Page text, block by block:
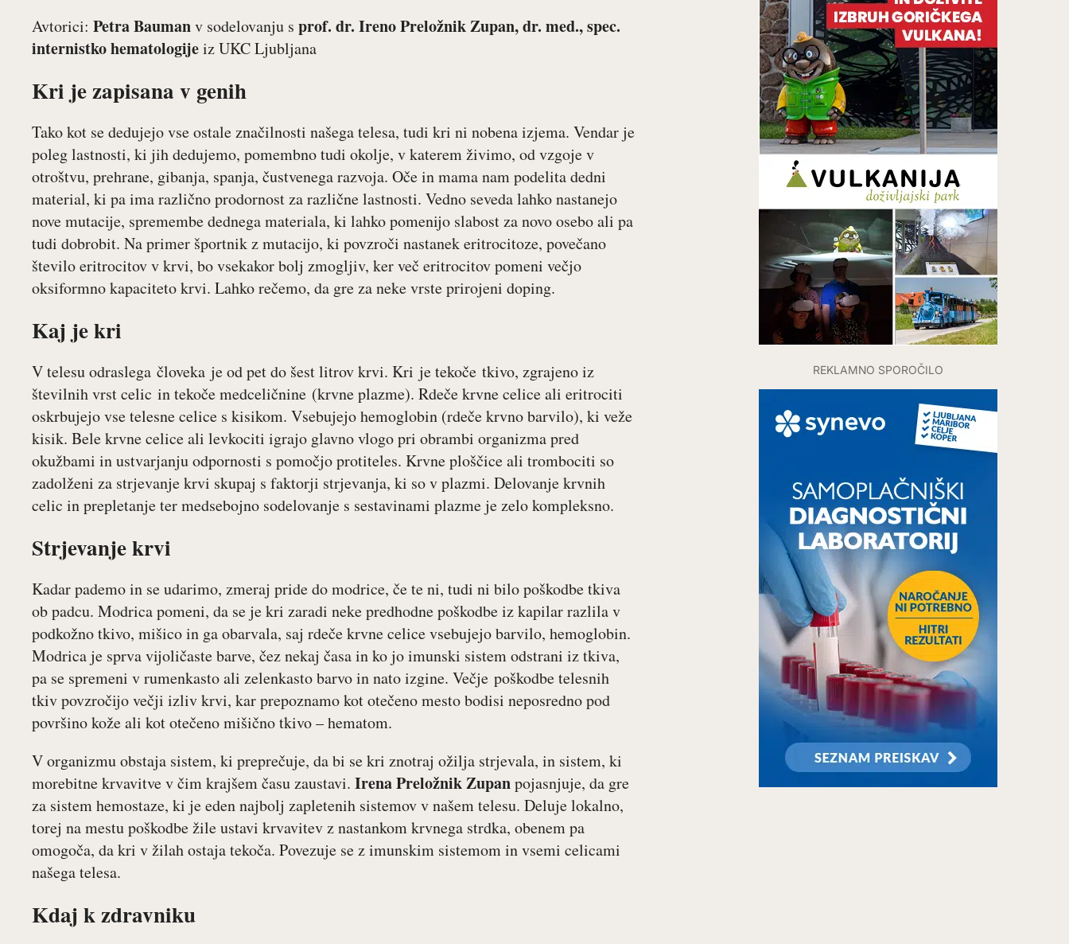
Avtorici: Petra Baumanv sodelovanju s prof. dr. Ireno Preložnik Zupan, dr. med., spec.
internistko hematologijeiz UKC Ljubljana
Kri je zapisana v genih
Tako kot se dedujejo vse ostale značilnosti našega telesa, tudi kri ni nobena izjema. Vendar je
poleg lastnosti, ki jih dedujemo, pomembno tudi okolje, v katerem živimo, od vzgoje v
otroštvu, prehrane, gibanja, spanja, čustvenega razvoja. Oče in mama nam podelita dedni
material, ki pa ima različno prodornost za različne lastnosti. Vedno seveda lahko nastanejo
nove mutacije, spremembe dednega materiala, ki lahko pomenijo slabost za novo osebo ali pa
tudi dobrobit. Na primer športnik z mutacijo, ki povzroči nastanek eritrocitoze, povečano
število eritrocitov v krvi, bo vsekakor bolj zmogljiv, ker več eritrocitov pomeni večjo
oksiformno kapaciteto krvi. Lahko rečemo, da gre za neke vrste prirojeni doping.
Kaj je kri
V telesu odraslega človeka je od pet do šest litrov krvi. Kri je tekoče tkivo, zgrajeno iz
številnih vrst celic in tekoče medceličnine (krvne plazme). Rdeče krvne celice ali eritrociti
oskrbujejo vse telesne celice s kisikom. Vsebujejo hemoglobin (rdeče krvno barvilo), ki veže
kisik. Bele krvne celice ali levkociti igrajo glavno vlogo pri obrambi organizma pred
okužbami in ustvarjanju odpornosti s pomočjo protiteles. Krvne ploščice ali trombociti so
zadolženi za strjevanje krvi skupaj s faktorji strjevanja, ki so v plazmi. Delovanje krvnih
celic in prepletanje ter medsebojno sodelovanje s sestavinami plazme je zelo kompleksno.
Strjevanje krvi
Kadar pademo in se udarimo, zmeraj pride do modrice, če te ni, tudi ni bilo poškodbe tkiva
ob padcu. Modrica pomeni, da se je kri zaradi neke predhodne poškodbe iz kapilar razlila v
podkožno tkivo, mišico in ga obarvala, saj rdeče krvne celice vsebujejo barvilo, hemoglobin.
Modrica je sprva vijoličaste barve, čez nekaj časa in ko jo imunski sistem odstrani iz tkiva,
pa se spremeni v rumenkasto ali zelenkasto barvo in nato izgine. Večje poškodbe telesnih
tkiv povzročijo večji izliv krvi, kar prepoznamo kot otečeno mesto bodisi neposredno pod
površino kože ali kot otečeno mišično tkivo – hematom.
V organizmu obstaja sistem, ki preprečuje, da bi se kri znotraj ožilja strjevala, in sistem, ki
morebitne krvavitve v čim krajšem času zaustavi. Irena Preložnik Zupanpojasnjuje, da gre
za sistem hemostaze, ki je eden najbolj zapletenih sistemov v našem telesu. Deluje lokalno,
torej na mestu poškodbe žile ustavi krvavitev z nastankom krvnega strdka, obenem pa
omogoča, da kri v žilah ostaja tekoča. Povezuje se z imunskim sistemom in vsemi celicami
našega telesa.
Kdaj k zdravniku
REKLAMNO SPOROČILO